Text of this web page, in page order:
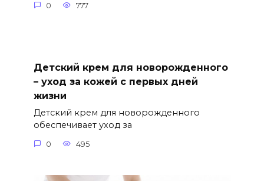
0 777
Детский крем для новорожденного
– уход за кожей с первых дней
жизни
Детский крем для новорожденного
обеспечивает уход за
0 495